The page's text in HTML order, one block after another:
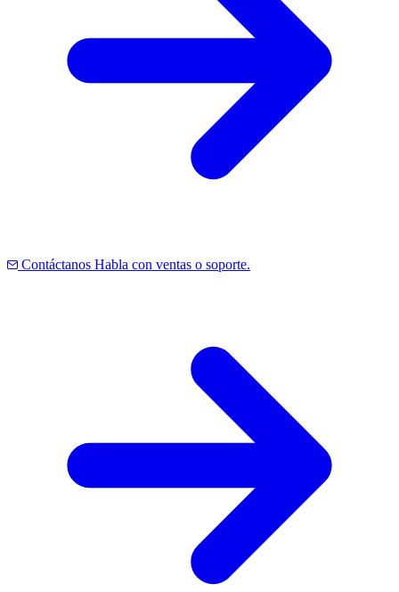
Contáctanos Habla con ventas o soporte.